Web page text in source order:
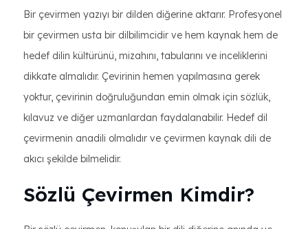
Bir çevirmen yazıyı bir dilden diğerine aktarır. Profesyonel
bir çevirmen usta bir dilbilimcidir ve hem kaynak hem de
hedef dilin kültürünü, mizahını, tabularını ve inceliklerini
dikkate almalıdır. Çevirinin hemen yapılmasına gerek
yoktur, çevirinin doğruluğundan emin olmak için sözlük,
kılavuz ve diğer uzmanlardan faydalanabilir. Hedef dil
çevirmenin anadili olmalıdır ve çevirmen kaynak dili de
akıcı şekilde bilmelidir.
Sözlü Çevirmen Kimdir?